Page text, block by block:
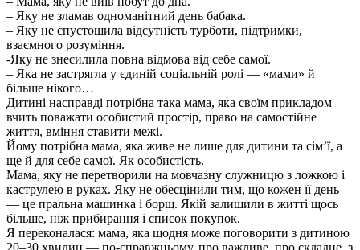
– Яку не зламав одноманітний день бабака.
– Яку не спустошила відсутність турботи, підтримки,
взаємного розуміння.
-Яку не знесилила повна відмова від себе самої.
– Яка не застрягла у єдиній соціальній ролі — «мами» й
більше нікого…
Дитині насправді потрібна така мама, яка своїм прикладом
вчить поважати особистий простір, право на самостійне
життя, вміння ставити межі.
Йому потрібна мама, яка живе не лише для дитини та сім’ї, а
ще й для себе самої. Як особистість.
Мама, яку не перетворили на мовчазну служницю з ложкою і
каструлею в руках. Яку не обесцінили тим, що кожен її день
— це пральна машинка і борщ. Якій залишили в житті щось
більше, ніж прибирання і список покупок.
Я переконалася: мама, яка щодня може поговорити з дитиною